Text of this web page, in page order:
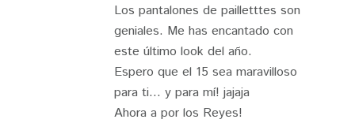
Los pantalones de pailletttes son
geniales. Me has encantado con
este último look del año.
Espero que el 15 sea maravilloso
para ti... y para mí! jajaja
Ahora a por los Reyes!